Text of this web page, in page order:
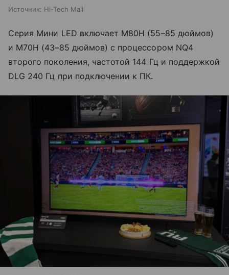
Источник: Hi-Tech Mail
Серия Мини LED включает M80H (55–85 дюймов)
и M70H (43–85 дюймов) с процессором NQ4
второго поколения, частотой 144 Гц и поддержкой
DLG 240 Гц при подключении к ПК.